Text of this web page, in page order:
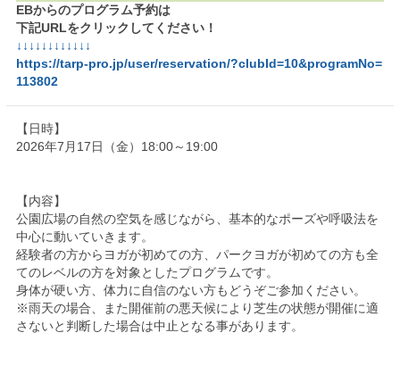
EBからのプログラム予約は
下記URLをクリックしてください！
↓↓↓↓↓↓↓↓↓↓↓↓
https://tarp-pro.jp/user/reservation/?clubId=10&programNo=
113802
【日時】
2026年7月17日（金）18:00～19:00
【内容】
公園広場の自然の空気を感じながら、基本的なポーズや呼吸法を
中心に動いていきます。
経験者の方からヨガが初めての方、パークヨガが初めての方も全
てのレベルの方を対象としたプログラムです。
身体が硬い方、体力に自信のない方もどうぞご参加ください。
※雨天の場合、また開催前の悪天候により芝生の状態が開催に適
さないと判断した場合は中止となる事があります。